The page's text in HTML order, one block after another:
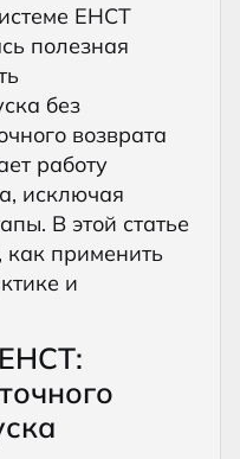
ЕНСТ
полезная
без
возврата
работу
исключая
В этой статье
применить
и